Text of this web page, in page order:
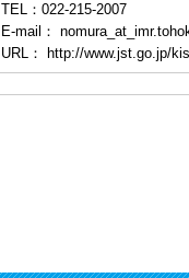
TEL：022-215-2007
E-mail：
URL： http://www.jst.go.jp/